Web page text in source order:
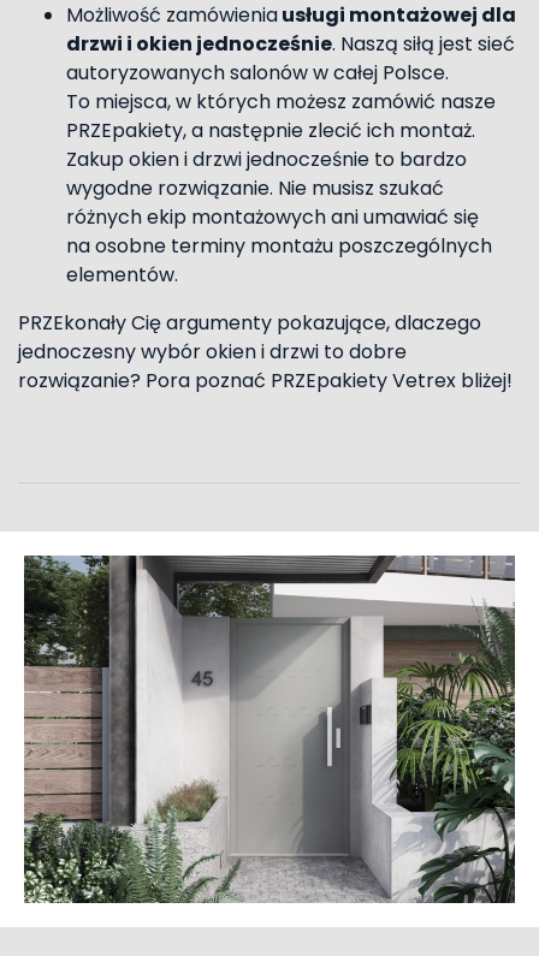
Możliwość zamówieniausługi montażowej dla
drzwi i okien jednocześnie. Naszą siłą jest sieć
autoryzowanych salonów w całej Polsce.
To miejsca, w których możesz zamówić nasze
PRZEpakiety, a następnie zlecić ich montaż.
Zakup okien i drzwi jednocześnie to bardzo
wygodne rozwiązanie. Nie musisz szukać
różnych ekip montażowych ani umawiać się
na osobne terminy montażu poszczególnych
elementów.
PRZEkonały Cię argumenty pokazujące, dlaczego
jednoczesny wybór okien i drzwi to dobre
rozwiązanie? Pora poznać PRZEpakiety Vetrex bliżej!